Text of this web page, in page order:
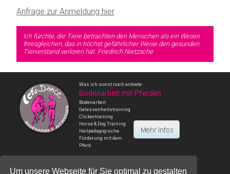
Um unsere Webseite für Sie optimal zu gestalten
Anfrage zur Anmeldung hier
Ich fürchte, die Tiere betrachten den Menschen als ein Wesen
Ihresgleichen, das in höchst gefährlicher Weise den gesunden
Tierverstand verloren hat. Friedrich Nietzsche
Was ich sonst noch anbiete:
Bodenarbeit mit Pferden
Bodenarbeit
Gelassenheitstraining
Clickertraining
Horse & Dog Training
Heilpädagogische
Förderung mit dem
Pferd